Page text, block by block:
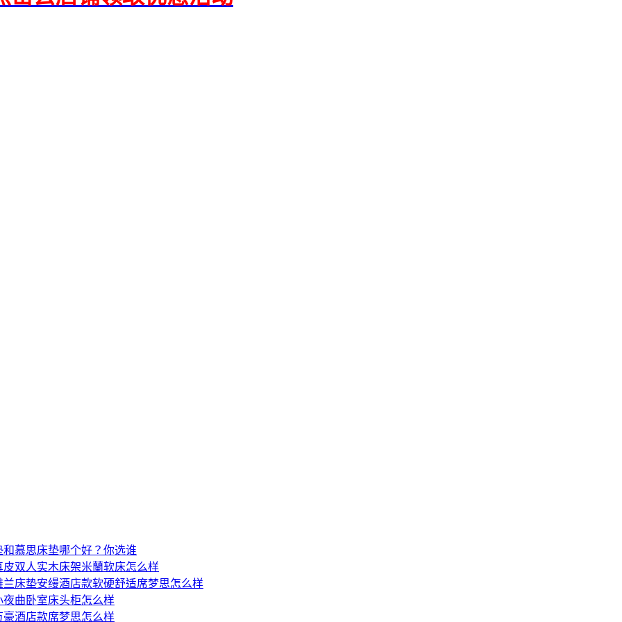
和慕思床垫哪个好？你选谁
皮双人实木床架米蘭软床怎么样
兰床垫安缦酒店款软硬舒适席梦思怎么样
夜曲卧室床头柜怎么样
豪酒店款席梦思怎么样